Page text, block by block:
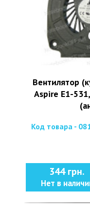
Вентилятор
Aspire E1-
Код товара -
344 грн.
Нет в